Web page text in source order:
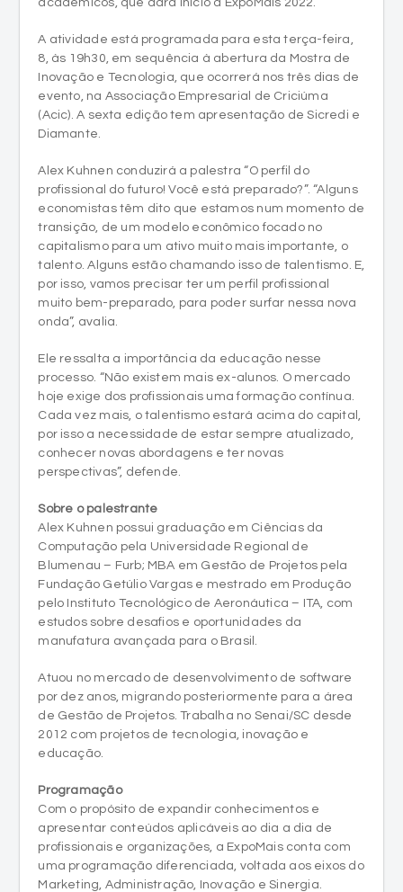
A atividade está programada para esta terça-feira,
8, às 19h30, em sequência à abertura da Mostra de
Inovação e Tecnologia, que ocorrerá nos três dias de
evento, na Associação Empresarial de Criciúma
(Acic). A sexta edição tem apresentação de Sicredi e
Diamante.
Alex Kuhnen conduzirá a palestra “O perfil do
profissional do futuro! Você está preparado?”. “Alguns
economistas têm dito que estamos num momento de
transição, de um modelo econômico focado no
capitalismo para um ativo muito mais importante, o
talento. Alguns estão chamando isso de talentismo. E,
por isso, vamos precisar ter um perfil profissional
muito bem-preparado, para poder surfar nessa nova
onda”, avalia.
Ele ressalta a importância da educação nesse
processo. “Não existem mais ex-alunos. O mercado
hoje exige dos profissionais uma formação contínua.
Cada vez mais, o talentismo estará acima do capital,
por isso a necessidade de estar sempre atualizado,
conhecer novas abordagens e ter novas
perspectivas”, defende.
Sobre o palestrante
Alex Kuhnen possui graduação em Ciências da
Computação pela Universidade Regional de
Blumenau – Furb; MBA em Gestão de Projetos pela
Fundação Getúlio Vargas e mestrado em Produção
pelo Instituto Tecnológico de Aeronáutica – ITA, com
estudos sobre desafios e oportunidades da
manufatura avançada para o Brasil.
Atuou no mercado de desenvolvimento de software
por dez anos, migrando posteriormente para a área
de Gestão de Projetos. Trabalha no Senai/SC desde
2012 com projetos de tecnologia, inovação e
educação.
Programação
Com o propósito de expandir conhecimentos e
apresentar conteúdos aplicáveis ao dia a dia de
profissionais e organizações, a ExpoMais conta com
uma programação diferenciada, voltada aos eixos do
Marketing, Administração, Inovação e Sinergia.